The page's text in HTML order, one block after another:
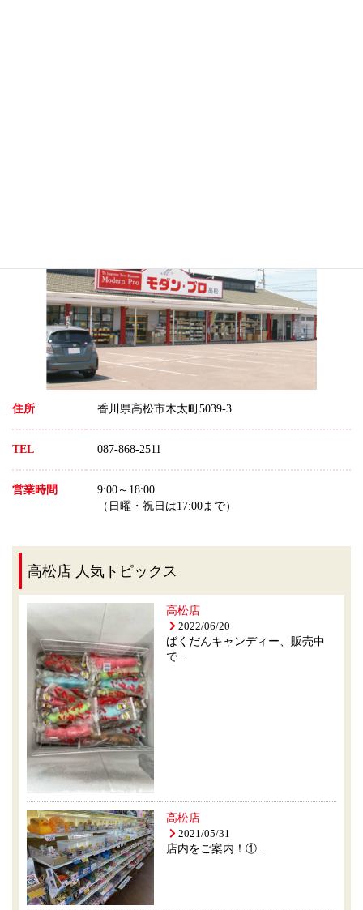
住所 香川県高松市木太町5039-3
TEL 087-868-2511
営業時間
9:00～18:00
（日曜・祝日は17:00まで）
高松店 人気トピックス
高松店
2022/06/20
ばくだんキャンディー、販売中
で...
高松店
2021/05/31
店内をご案内！①...